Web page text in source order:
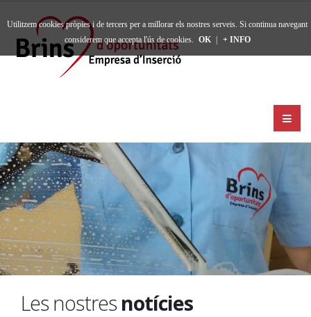
Les nostres notícies
Utilitzem cookies pròpies i de tercers per a millorar els nostres serveis. Si continua navegant
considerem que accepta l'ús de cookies. OK + INFO